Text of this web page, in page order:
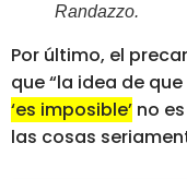
Randazzo.
Por último, el
que “la idea de
‘es imposible’ no
las cosas